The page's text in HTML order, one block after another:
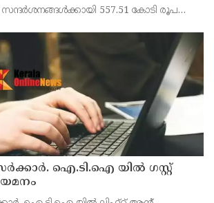
557.51 കോടി രൂപ
എന്നിവർ രാജ്യസഭയിൽ
ഐ.ടി.ഐ യില്‍ ഗസ്റ്റ്